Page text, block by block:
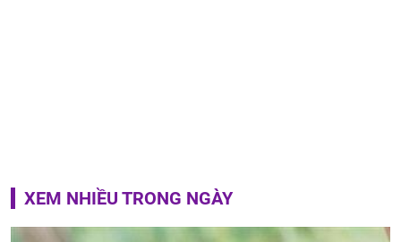
XEM NHIỀU TRONG NGÀY